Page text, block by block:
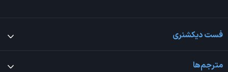
فست دیکشنری
مترجم‌ها